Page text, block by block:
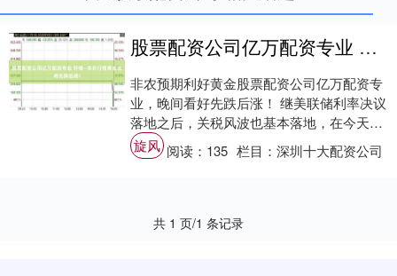
股票配资公司亿万配资专业 轩锋—非农行情黄金或将先抑后扬！
非农预期利好黄金股票配资公司亿万配资专
业，晚间看好先跌后涨！ 继美联储利率决议
落地之后，关税风波也基本落地，在今天特
朗普宣布的关税的一些条令里面，除开个别
的贸易....
旋风 阅读： 135 栏目：深圳十大配资公司
共 1 页/1 条记录